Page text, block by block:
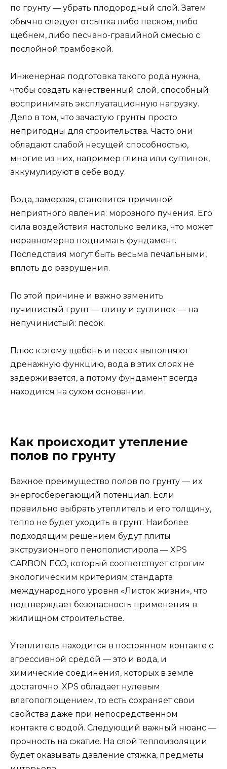
по грунту — убрать плодородный слой. Затем
обычно следует отсыпка либо песком, либо
щебнем, либо песчано-гравийной смесью с
послойной трамбовкой.
Инженерная подготовка такого рода нужна,
чтобы создать качественный слой, способный
воспринимать эксплуатационную нагрузку.
Дело в том, что зачастую грунты просто
непригодны для строительства. Часто они
обладают слабой несущей способностью,
многие из них, например глина или суглинок,
аккумулируют в себе воду.
Вода, замерзая, становится причиной
неприятного явления: морозного пучения. Его
сила воздействия настолько велика, что может
неравномерно поднимать фундамент.
Последствия могут быть весьма печальными,
вплоть до разрушения.
По этой причине и важно заменить
пучинистый грунт — глину и суглинок — на
непучинистый: песок.
Плюс к этому щебень и песок выполняют
дренажную функцию, вода в этих слоях не
задерживается, а потому фундамент всегда
находится на сухом основании.
Как происходит утепление
полов по грунту
Важное преимущество полов по грунту — их
энергосберегающий потенциал. Если
правильно выбрать утеплитель и его толщину,
тепло не будет уходить в грунт. Наиболее
подходящим решением будут плиты
экструзионного пенополистирола — XPS
CARBON ECO, который соответствует строгим
экологическим критериям стандарта
международного уровня «Листок жизни», что
подтверждает безопасность применения в
жилищном строительстве.
Утеплитель находится в постоянном контакте с
агрессивной средой — это и вода, и
химические соединения, которых в земле
достаточно. XPS обладает нулевым
влагопоглощением, то есть сохраняет свои
свойства даже при непосредственном
контакте с водой. Следующий важный нюанс —
прочность на сжатие. На слой теплоизоляции
будет оказывать давление стяжка, предметы